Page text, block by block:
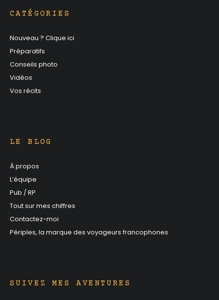
CATÉGORIES
Nouveau ? Clique ici
Préparatifs
Conseils photo
Vidéos
Vos récits
LE BLOG
À propos
L’équipe
Pub / RP
Tout sur mes chiffres
Contactez-moi
Périples, la marque des voyageurs francophones
SUIVEZ MES AVENTURES